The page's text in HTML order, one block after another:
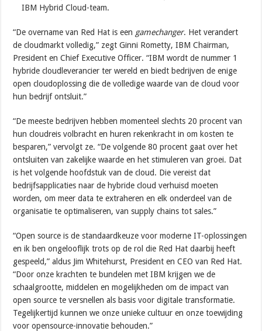
IBM Hybrid Cloud-team.
“De overname van Red Hat is een gamechanger. Het verandert
de cloudmarkt volledig,” zegt Ginni Rometty, IBM Chairman,
President en Chief Executive Officer. “IBM wordt de nummer 1
hybride cloudleverancier ter wereld en biedt bedrijven de enige
open cloudoplossing die de volledige waarde van de cloud voor
hun bedrijf ontsluit.”
“De meeste bedrijven hebben momenteel slechts 20 procent van
hun cloudreis volbracht en huren rekenkracht in om kosten te
besparen,” vervolgt ze. “De volgende 80 procent gaat over het
ontsluiten van zakelijke waarde en het stimuleren van groei. Dat
is het volgende hoofdstuk van de cloud. Die vereist dat
bedrijfsapplicaties naar de hybride cloud verhuisd moeten
worden, om meer data te extraheren en elk onderdeel van de
organisatie te optimaliseren, van supply chains tot sales.”
“Open source is de standaardkeuze voor moderne IT-oplossingen
en ik ben ongelooflijk trots op de rol die Red Hat daarbij heeft
gespeeld,” aldus Jim Whitehurst, President en CEO van Red Hat.
“Door onze krachten te bundelen met IBM krijgen we de
schaalgrootte, middelen en mogelijkheden om de impact van
open source te versnellen als basis voor digitale transformatie.
Tegelijkertijd kunnen we onze unieke cultuur en onze toewijding
voor opensource-innovatie behouden.”